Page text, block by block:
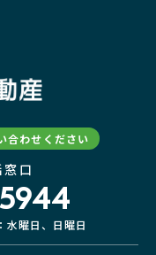
合わせください
口
水曜日、日曜日